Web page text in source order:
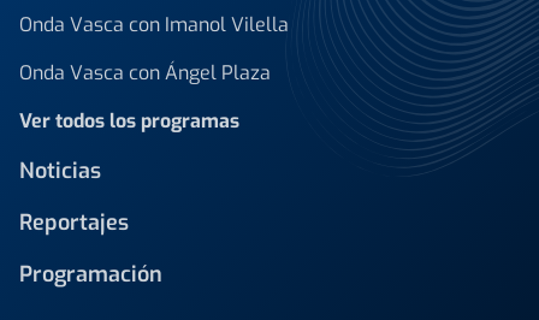
Onda Vasca con Imanol Vilella
Onda Vasca con Ángel Plaza
Ver todos los programas
Noticias
Reportajes
Programación